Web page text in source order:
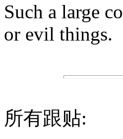
Such a large
or evil things.
所有跟贴: